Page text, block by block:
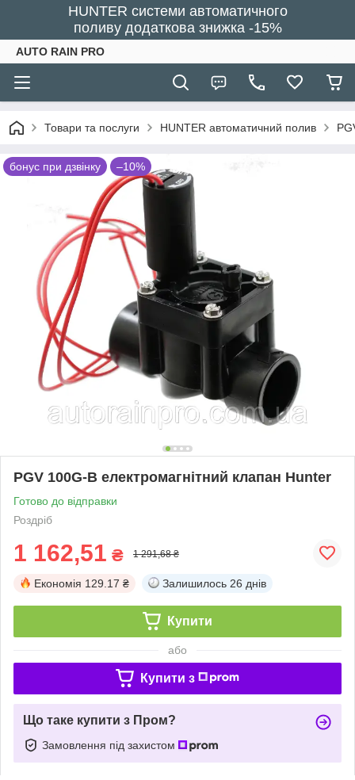
HUNTER системи автоматичного
поливу додаткова знижка -15%
AUTO RAIN PRO
Товари та послуги HUNTER автоматичний полив
бонус при дзвінку –10%
PGV 100G-B електромагнітний клапан Hunter
Готово до відправки
Роздріб
1 162,51 ₴ 1 291,68 ₴
Економія 129.17 ₴ Залишилось 26 днів
Купити
або
Купити з
Що таке купити з Пром?
Замовлення під захистом